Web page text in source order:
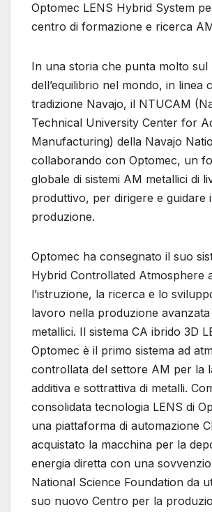
Optomec LENS Hybrid System
centro di formazione e ricerca
In una storia che punta molto sul
dell’equilibrio nel mondo, in linea
tradizione Navajo, il NTUCAM
Technical University Center for
Manufacturing) della Navajo
collaborando con Optomec, un
globale di sistemi AM metallici di
produttivo, per dirigere e guidare
produzione.
Optomec ha consegnato il suo
Hybrid Controllated Atmosphere
l’istruzione, la ricerca e lo
lavoro nella produzione avanzata
metallici. Il sistema CA ibrido 3D
Optomec è il primo sistema ad
controllata del settore AM per la
additiva e sottrattiva di metalli.
consolidata tecnologia LENS di
una piattaforma di automazione
acquistato la macchina per la
energia diretta con una
National Science Foundation da
suo nuovo Centro per la